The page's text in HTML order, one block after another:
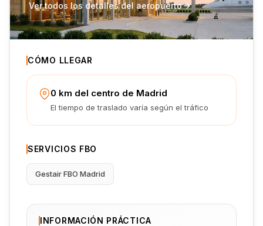
Ver todos los detalles del aeropuerto
CÓMO LLEGAR
0 km del centro de Madrid
El tiempo de traslado varía según el tráfico
SERVICIOS FBO
Gestair FBO Madrid
INFORMACIÓN PRÁCTICA